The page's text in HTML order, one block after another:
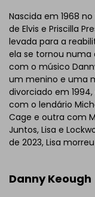
Nascida em 1968
de Elvis e Priscilla
levada para a
ela se tornou numa
com o músico
um menino e uma
divorciado em
com o lendário
Cage e outra com
Juntos, Lisa e
de 2023, Lisa
Danny Keough